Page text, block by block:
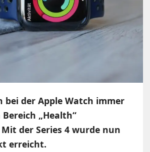
bei der Apple Watch immer
„Health“
der Series 4 wurde nun
erreicht.